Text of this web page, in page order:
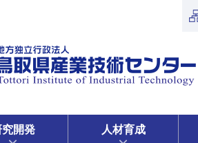
究開発 人材育成